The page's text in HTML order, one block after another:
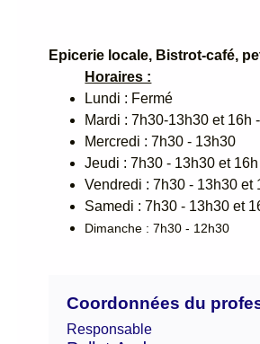
Epicerie locale, Bistrot-café,
Horaires :
Lundi : Fermé
Mardi : 7h30-13h30 et 16h
Mercredi : 7h30 - 13h30
Jeudi : 7h30 - 13h30 et
Vendredi : 7h30 - 13h30 et
Samedi : 7h30 - 13h30 et
Dimanche : 7h30 - 12h30
Coordonnées du
Responsable